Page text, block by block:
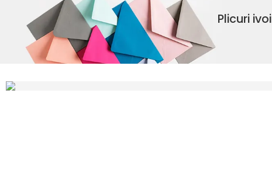
Plicuri